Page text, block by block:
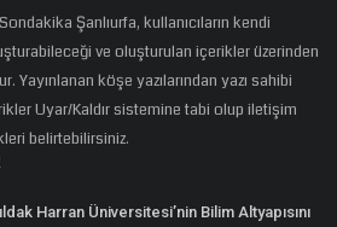
Şanlıurfa, kullanıcıların kendi
ve oluşturulan içerikler üzerinden
Yayınlanan köşe yazılarından yazı sahibi
Uyar/Kaldır sistemine tabi olup iletişim
belirtebilirsiniz.
Harran Üniversitesi’nin Bilim Altyapısını